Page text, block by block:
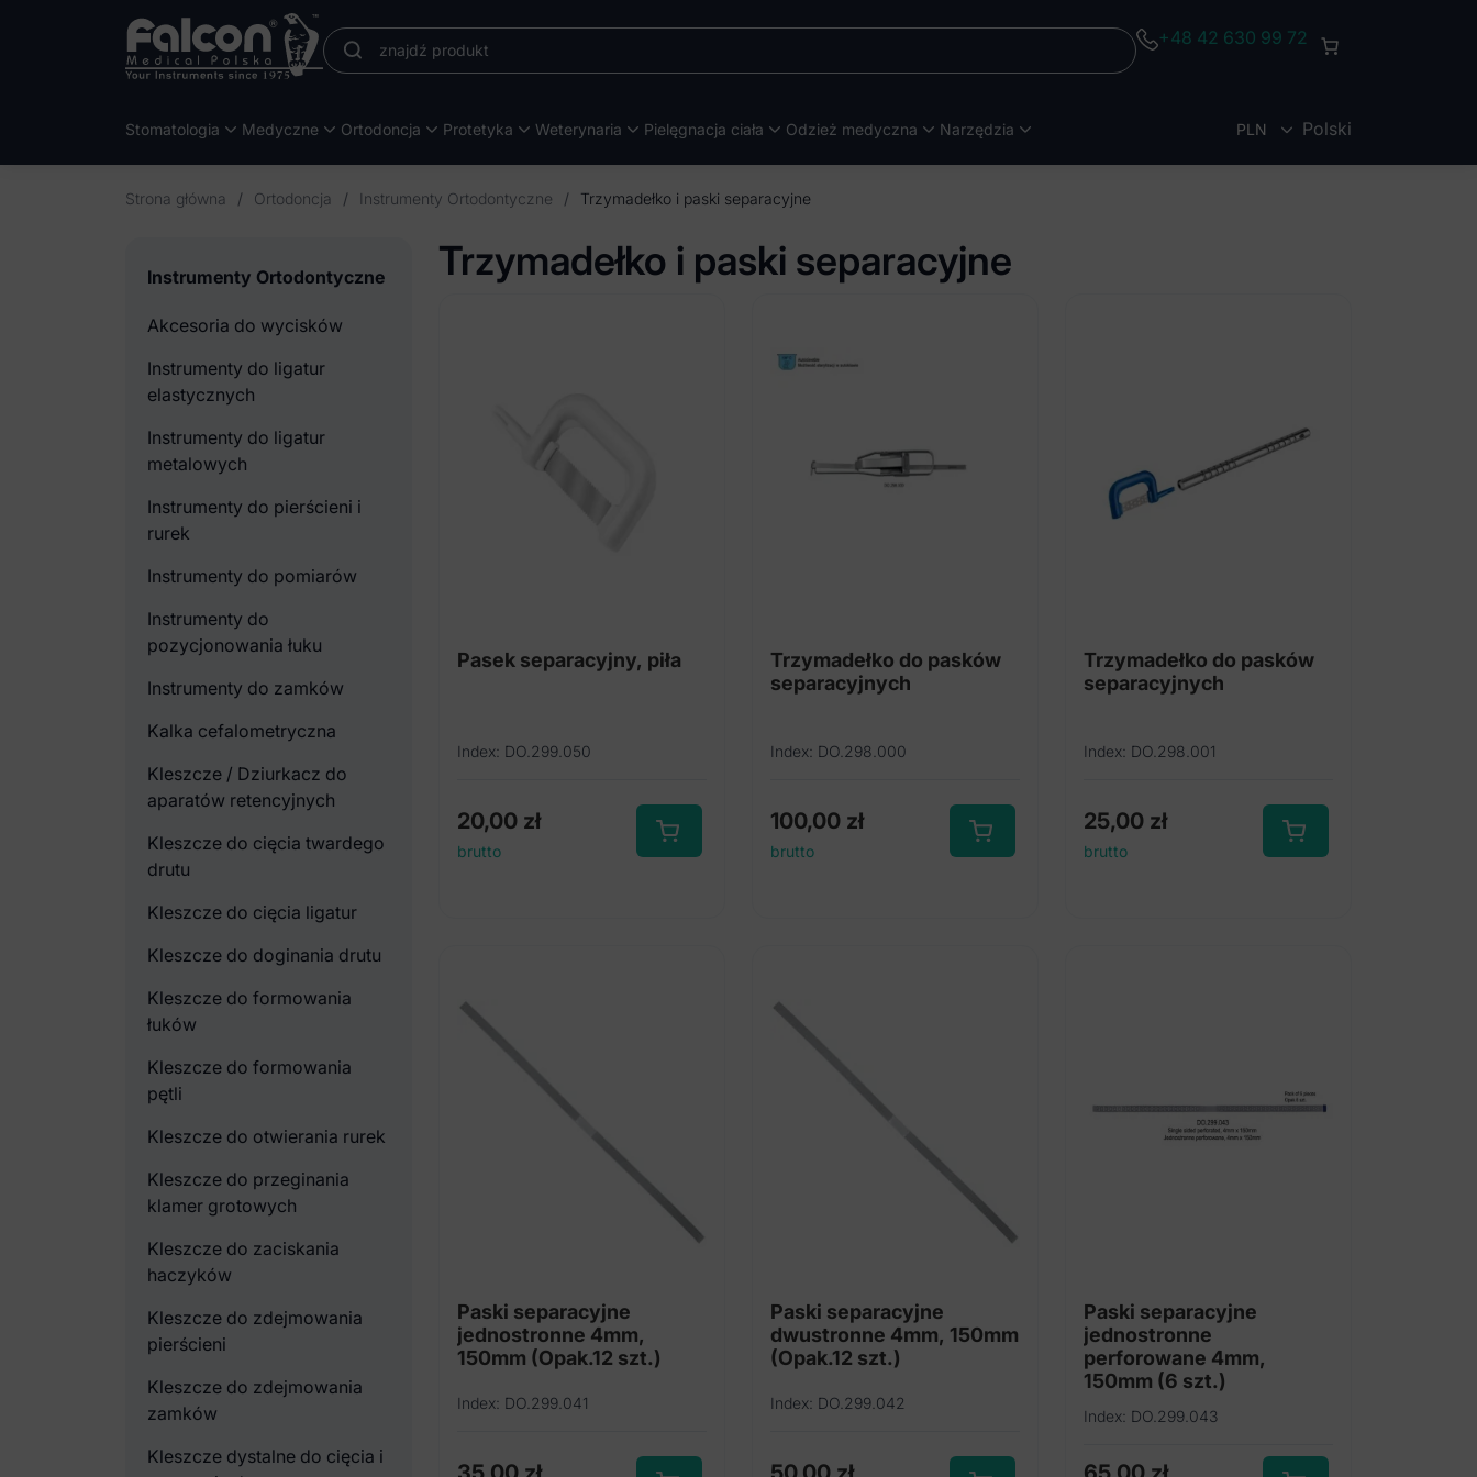
+48 42 630 99 72
Stomatologia Medyczne Ortodoncja Protetyka Weterynaria Pielęgnacja ciała Odzież medyczna Narzędzia PLN Polski
Strona główna / Ortodoncja / Instrumenty Ortodontyczne / Trzymadełko i paski separacyjne
Instrumenty Ortodontyczne
Akcesoria do wycisków
Instrumenty do ligatur
elastycznych
Instrumenty do ligatur
metalowych
Instrumenty do pierścieni i
rurek
Instrumenty do pomiarów
Instrumenty do
pozycjonowania łuku
Instrumenty do zamków
Kalka cefalometryczna
Kleszcze / Dziurkacz do
aparatów retencyjnych
Kleszcze do cięcia twardego
drutu
Kleszcze do cięcia ligatur
Kleszcze do doginania drutu
Kleszcze do formowania
łuków
Kleszcze do formowania
pętli
Kleszcze do otwierania rurek
Kleszcze do przeginania
klamer grotowych
Kleszcze do zaciskania
haczyków
Kleszcze do zdejmowania
pierścieni
Kleszcze do zdejmowania
zamków
Kleszcze dystalne do cięcia i
Trzymadełko i paski separacyjne
Pasek separacyjny, piła
Index: DO.299.050
20,00 zł
brutto
Trzymadełko do pasków
separacyjnych
Index: DO.298.000
100,00 zł
brutto
Trzymadełko do pasków
separacyjnych
Index: DO.298.001
25,00 zł
brutto
Paski separacyjne
jednostronne 4mm,
150mm (Opak.12 szt.)
Index: DO.299.041
Paski separacyjne
dwustronne 4mm, 150mm
(Opak.12 szt.)
Index: DO.299.042
Paski separacyjne
jednostronne
perforowane 4mm,
150mm (6 szt.)
Index: DO.299.043